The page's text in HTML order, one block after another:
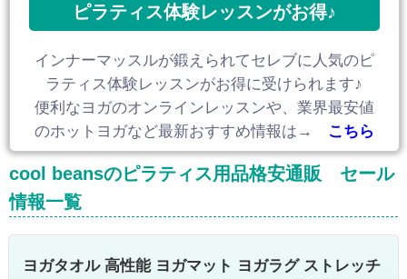
ピラティス体験レッスンがお得♪
インナーマッスルが鍛えられてセレブに人気のピ
ラティス体験レッスンがお得に受けられます♪
便利なヨガのオンラインレッスンや、業界最安値
のホットヨガなど最新おすすめ情報は→
こちら
cool beansのピラティス用品格安通販 セール
情報一覧
ヨガタオル 高性能 ヨガマット ヨガラグ ストレッチ